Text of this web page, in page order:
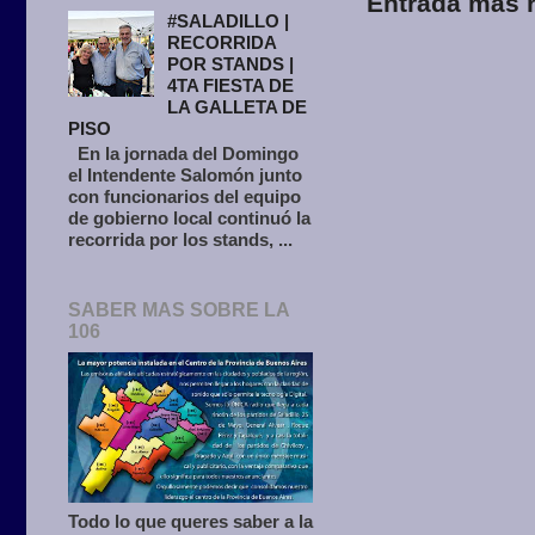
#SALADILLO |
RECORRIDA
POR STANDS |
4TA FIESTA DE
LA GALLETA DE
PISO
En la jornada del Domingo
el Intendente Salomón junto
con funcionarios del equipo
de gobierno local continuó la
recorrida por los stands, ...
SABER MAS SOBRE LA
106
Todo lo que queres saber a la